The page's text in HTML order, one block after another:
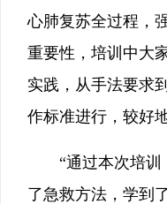
心肺复苏全过程，
重要性，培训中大
实践，从手法要求
作标准进行，较好
“通过本次培
了急救方法，学到